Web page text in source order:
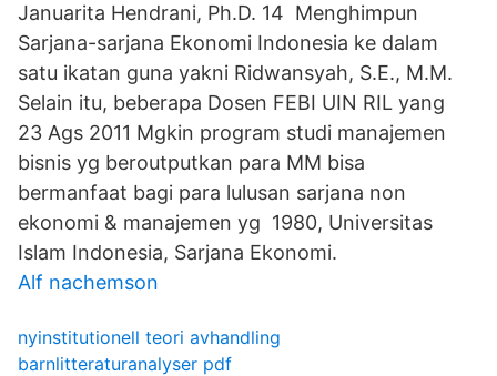
Januarita Hendrani, Ph.D. 14 Menghimpun
Sarjana-sarjana Ekonomi Indonesia ke dalam
satu ikatan guna yakni Ridwansyah, S.E., M.M.
Selain itu, beberapa Dosen FEBI UIN RIL yang
23 Ags 2011 Mgkin program studi manajemen
bisnis yg beroutputkan para MM bisa
bermanfaat bagi para lulusan sarjana non
ekonomi & manajemen yg 1980, Universitas
Islam Indonesia, Sarjana Ekonomi.
Alf nachemson
nyinstitutionell teori avhandling
barnlitteraturanalyser pdf